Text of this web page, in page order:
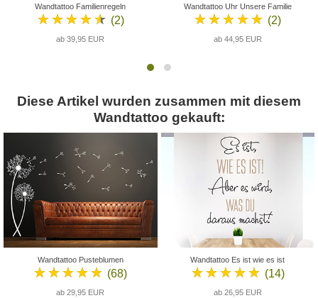
Wandtattoo Familienregeln
★★★★★ (2)
ab 39,95 EUR
Wandtattoo Uhr Unsere Familie
★★★★★ (2)
ab 44,95 EUR
Diese Artikel wurden zusammen mit diesem
Wandtattoo gekauft:
Wandtattoo Pusteblumen
★★★★★ (68)
ab 29,95 EUR
Wandtattoo Es ist wie es ist
★★★★★ (14)
ab 26,95 EUR